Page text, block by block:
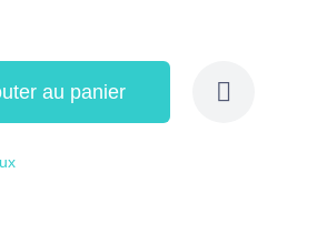
au panier